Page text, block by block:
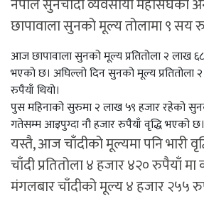
नेपाल सुनचाँदी व्यवसायी महासंघका
छापावाला सुनको मूल्य तोलामा ९ सय
आज छापावाला सुनको मूल्य प्रतितोला २ लाख
भएको छ। अघिल्लो दिन सुनको मूल्य प्रतितोला
रुपैयाँ थियो।
पुस महिनाको सुरुमा २ लाख ५९ हजार रहेको
गतेसम्म आइपुग्दा नौ हजार रुपैयाँ वृद्धि भएको छ।
यस्तै, आज चाँदीको मूल्यमा पनि भारी
चाँदी प्रतितोला ४ हजार ४२० रुपैयाँ
मंगलबार चाँदीको मूल्य ४ हजार २५५